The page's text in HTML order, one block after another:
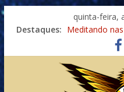
quinta-feira,
Destaques: Meditando
Xamanismo
Totens –
Imaginação